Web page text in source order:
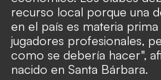
recurso local porque una
en el país es materia
jugadores profesionales,
como se debería hacer",
nacido en Santa Bárbara.